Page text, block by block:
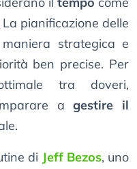
La pianificazione delle
strategica e
ben precise. Per
tra doveri,
agestire il
di Jeff Bezos, uno